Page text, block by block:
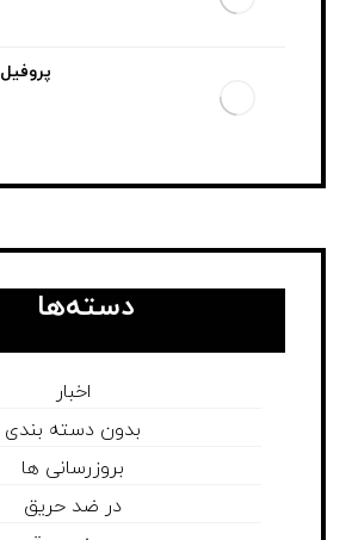
پروفیل
دسته‌ها
اخبار
بدون دسته بندی
بروزرسانی ها
در ضد حریق